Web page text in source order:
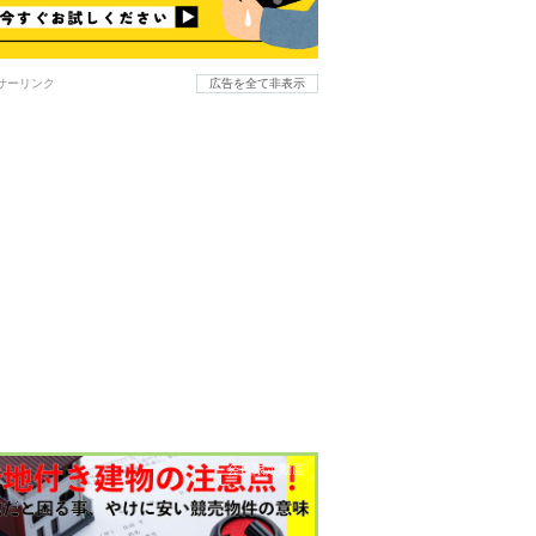
ーリンク 広告を全て非表示